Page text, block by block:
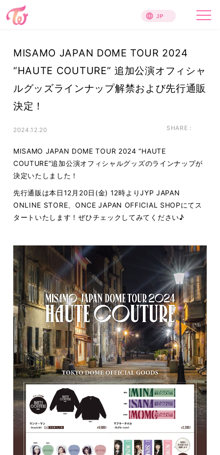
MISAMO JAPAN DOME TOUR 2024
“HAUTE COUTURE” 追加公演オフィシャ
ルグッズラインナップ解禁および先行通販
決定！
2024.12.20 SHARE :
MISAMO JAPAN DOME TOUR 2024 “HAUTE
COUTURE”追加公演オフィシャルグッズのラインナップが
決定いたしました！
先行通販は本日12月20日(金) 12時よりJYP JAPAN
ONLINE STORE、ONCE JAPAN OFFICIAL SHOPにてス
タートいたします！ぜひチェックしてみてください♪